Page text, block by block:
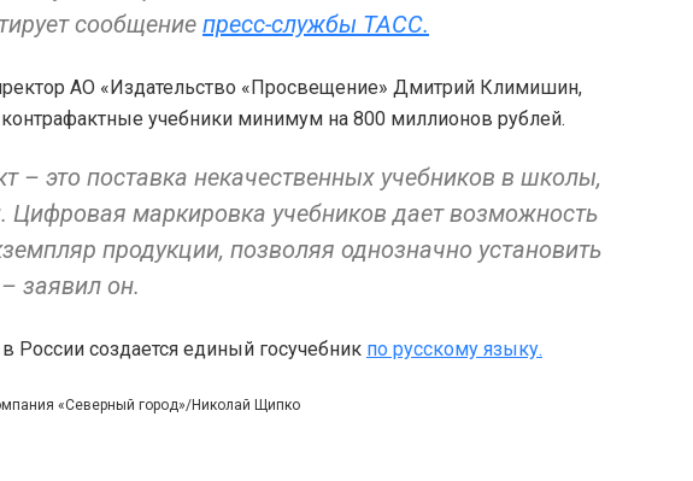
сообщение пресс-службы ТАСС.
АО «Издательство «Просвещение» Дмитрий Климишин,
учебники минимум на 800 миллионов рублей.
– это поставка некачественных учебников в школы,
Цифровая маркировка учебников дает возможность
продукции, позволяя однозначно установить
заявил он.
России создается единый госучебник по русскому языку.
«Северный город»/Николай Щипко